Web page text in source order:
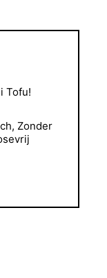
Tofu!
, Zonder